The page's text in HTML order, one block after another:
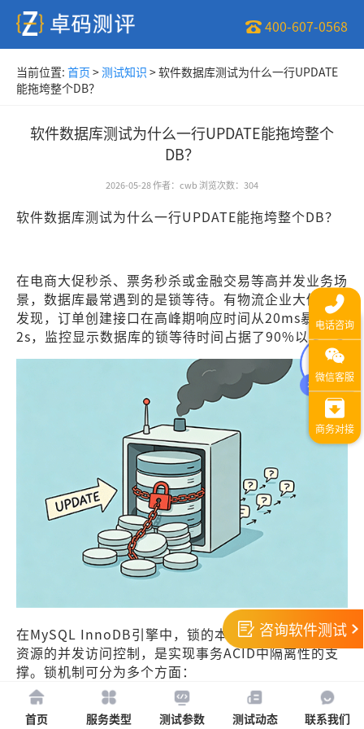
400-607-0568
当前位置: 首页 >测试知识 >软件数据库测试为什么一行UPDATE
能拖垮整个DB？
软件数据库测试为什么一行UPDATE能拖垮整个
DB？
2026-05-28作者： cwb 浏览次数： 304
软件数据库测试为什么一行UPDATE能拖垮整个DB？
在电商大促秒杀、票务秒杀或金融交易等高并发业务场
景，数据库最常遇到的是锁等待。有物流企业大促复盘
发现，订单创建接口在高峰期响应时间从20ms暴增至
2s，监控显示数据库的锁等待时间占据了90%以上。
在MySQL InnoDB引擎中，锁的本质是对数据库共享
资源的并发访问控制，是实现事务ACID中隔离性的支
撑。锁机制可分为多个方面：
按锁粒度划分：全局锁、表级锁、行级锁、页级锁。行
级锁是InnoDB的重要优势，粒度最细，并发度最高，
咨询软件测试
首页 服务类型 测试参数 测试动态 联系我们